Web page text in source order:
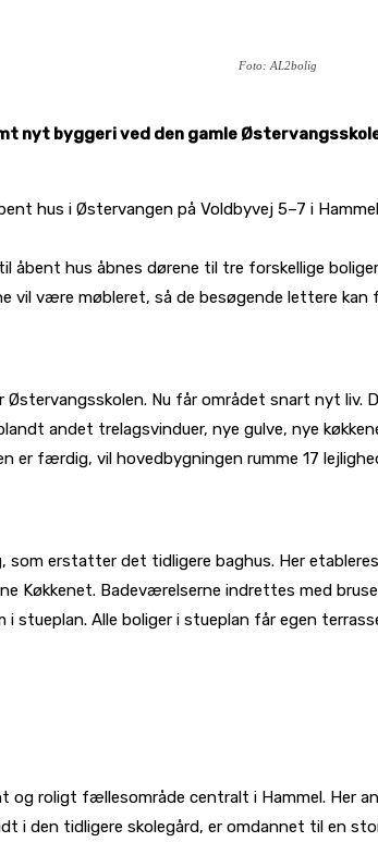
Foto: AL2bolig
nyt byggeri ved den gamle
hus i Østervangen på Voldbyvej 5–7 i
åbent hus åbnes dørene til tre forskellige
vil være møbleret, så de besøgende lettere kan
Nu får området snart nyt liv.
andet trelagsvinduer, nye gulve, nye
er færdig, vil hovedbygningen rumme 17
erstatter det tidligere baghus. Her
Køkkenet. Badeværelserne indrettes med
stueplan. Alle boliger i stueplan får egen
roligt fællesområde centralt i Hammel. Her
den tidligere skolegård, er omdannet til en